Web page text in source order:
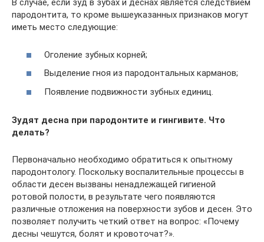
В случае, если зуд в зубах и деснах является следствием
пародонтита, то кроме вышеуказанных признаков могут
иметь место следующие:
Оголение зубных корней;
Выделение гноя из пародонтальных карманов;
Появление подвижности зубных единиц.
Зудят десна при пародонтите и гингивите. Что
делать?
Первоначально необходимо обратиться к опытному
пародонтологу. Поскольку воспалительные процессы в
области десен вызваны ненадлежащей гигиеной
ротовой полости, в результате чего появляются
различные отложения на поверхности зубов и десен. Это
позволяет получить четкий ответ на вопрос: «Почему
десны чешутся, болят и кровоточат?».